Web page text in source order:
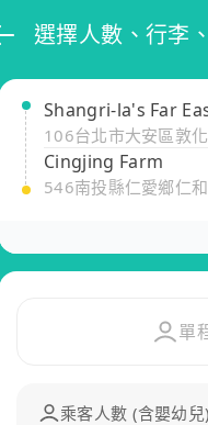
選擇人數、行李
Shangri-la's Far
106台北市大安區敦
Cingjing Farm
546南投縣仁愛鄉仁
單
乘客人數 (含嬰幼兒)